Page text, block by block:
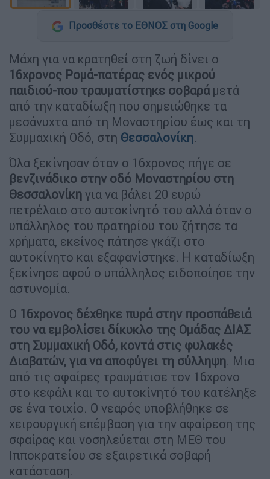
Προσθέστε το ΕΘΝΟΣ στη Google
Μάχη για να κρατηθεί στη ζωή δίνει ο
16χρονος Ρομά-πατέρας ενός μικρού
παιδιού-που τραυματίστηκε σοβαράμετά
από την καταδίωξη που σημειώθηκε τα
μεσάνυχτα από τη Μοναστηρίου έως και τη
Συμμαχική Οδό, στη Θεσσαλονίκη.
Όλα ξεκίνησαν όταν ο 16χρονος πήγε σε
βενζινάδικο στην οδό Μοναστηρίου στη
Θεσσαλονίκη για να βάλει 20 ευρώ
πετρέλαιο στο αυτοκίνητό του αλλά όταν ο
υπάλληλος του πρατηρίου του ζήτησε τα
χρήματα, εκείνος πάτησε γκάζι στο
αυτοκίνητο και εξαφανίστηκε. Η καταδίωξη
ξεκίνησε αφού ο υπάλληλος ειδοποίησε την
αστυνομία.
Ο 16χρονος δέχθηκε πυρά στην προσπάθειά
του να εμβολίσει δίκυκλο της Ομάδας ΔΙΑΣ
στη Συμμαχική Οδό, κοντά στις φυλακές
Διαβατών, για να αποφύγει τη σύλληψη. Μια
από τις σφαίρες τραυμάτισε τον 16χρονο
στο κεφάλι και το αυτοκίνητό του κατέληξε
σε ένα τοιχίο. Ο νεαρός υποβλήθηκε σε
χειρουργική επέμβαση για την αφαίρεση της
σφαίρας και νοσηλεύεται στη ΜΕΘ του
Ιπποκρατείου σε εξαιρετικά σοβαρή
κατάσταση.